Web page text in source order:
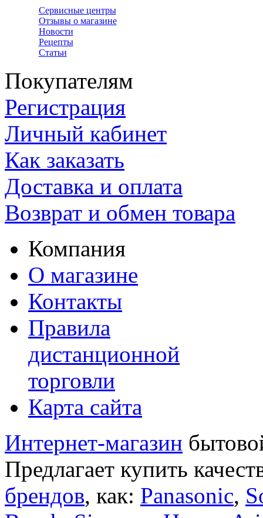
Сервисные центры
Отзывы о магазине
Новости
Рецепты
Статьи
Покупателям
Регистрация
Личный кабинет
Как заказать
Доставка и оплата
Возврат и обмен товара
Компания
О магазине
Контакты
Правила
дистанционной
торговли
Карта сайта
Интернет-магазин
Предлагает купить
брендов, как: Panasonic,